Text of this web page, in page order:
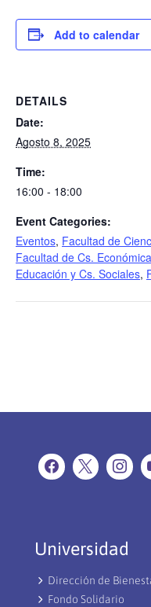
Add to calendar
DETAILS
Date:
Agosto 8, 2025
Time:
16:00 - 18:00
Event Categories:
Eventos, Facultad de
Facultad de Cs.
Educación y Cs. Sociales,
Universidad
Dirección de
Fondo Solidario